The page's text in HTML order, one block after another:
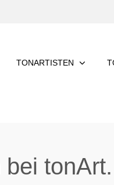
TONARTISTEN
tonArt.